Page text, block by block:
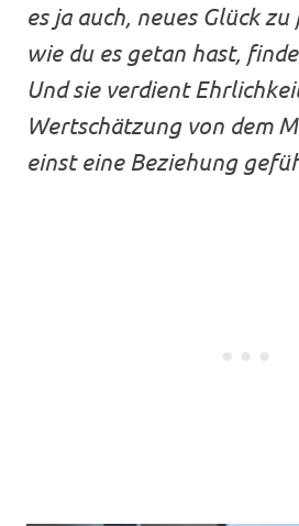
es ja auch, neues Glück
wie du es getan hast,
Und sie verdient
Wertschätzung von dem
einst eine Beziehung